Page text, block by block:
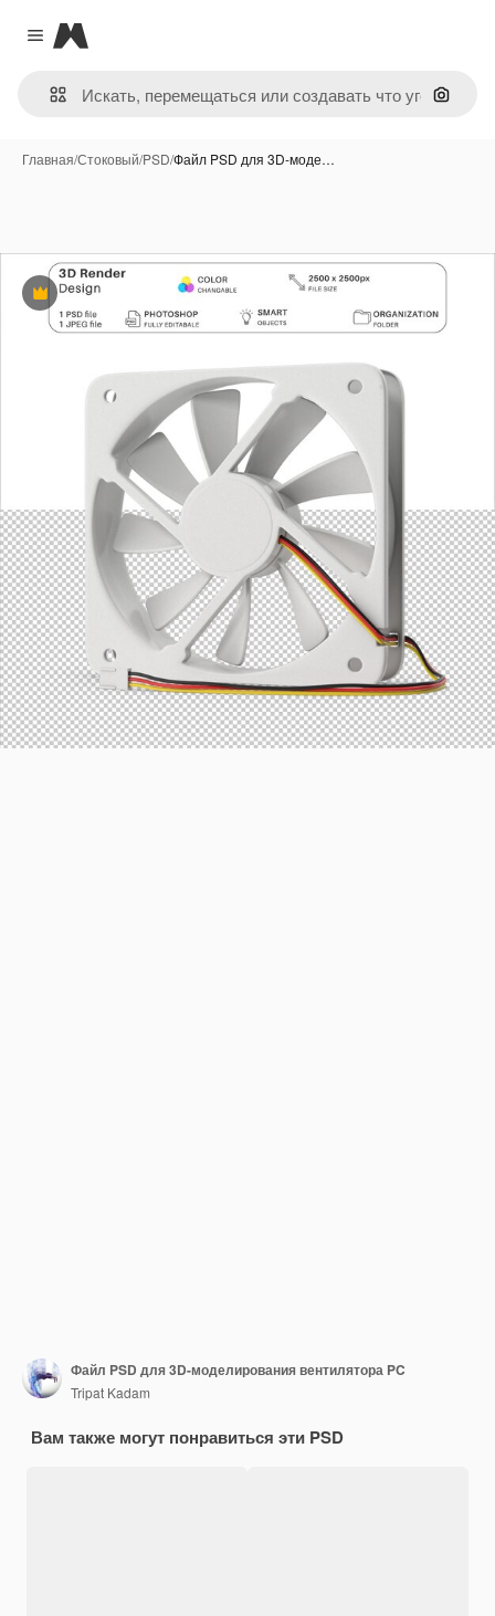
Close menu
Magnific
Поиск
Главная/Стоковый/PSD/Файл PSD для 3D-моде…
Премиум
Файл PSD для 3D-моделирования вентилятора PC
Tripat Kadam
Вам также могут понравиться эти PSD